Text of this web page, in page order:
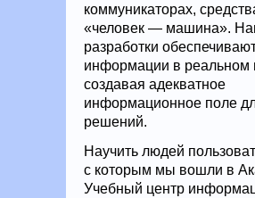
коммуникаторах,
«человек — машина».
разработки
информации в реальном
создавая адекватное
информационное поле
решений.
Научить людей
с которым мы вошли в
Учебный центр